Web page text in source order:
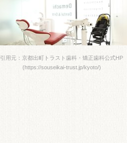
引用元：京都出町トラスト歯科・矯正歯科公式HP
(https://souseikai-trust.jp/kyoto/)